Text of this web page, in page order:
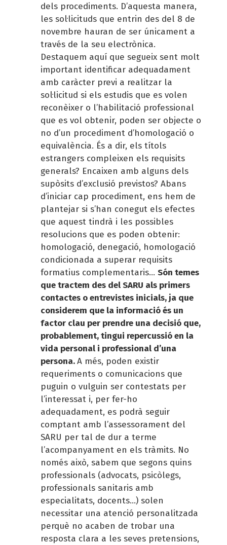
dels procediments. D’aquesta manera,
les sol·licituds que entrin des del 8 de
novembre hauran de ser únicament a
través de la seu electrònica.
Destaquem aquí que segueix sent molt
important identificar adequadament
amb caràcter previ a realitzar la
sol·licitud si els estudis que es volen
reconèixer o l’habilitació professional
que es vol obtenir, poden ser objecte o
no d’un procediment d’homologació o
equivalència. És a dir, els títols
estrangers compleixen els requisits
generals? Encaixen amb alguns dels
supòsits d’exclusió previstos? Abans
d’iniciar cap procediment, ens hem de
plantejar si s’han conegut els efectes
que aquest tindrà i les possibles
resolucions que es poden obtenir:
homologació, denegació, homologació
condicionada a superar requisits
formatius complementaris... Són temes
que tractem des del SARU als primers
contactes o entrevistes inicials, ja que
considerem que la informació és un
factor clau per prendre una decisió que,
probablement, tingui repercussió en la
vida personal i professional d’una
persona.A més, poden existir
requeriments o comunicacions que
puguin o vulguin ser contestats per
l’interessat i, per fer-ho
adequadament, es podrà seguir
comptant amb l’assessorament del
SARU per tal de dur a terme
l’acompanyament en els tràmits. No
només això, sabem que segons quins
professionals (advocats, psicòlegs,
professionals sanitaris amb
especialitats, docents...) solen
necessitar una atenció personalitzada
perquè no acaben de trobar una
resposta clara a les seves pretensions,